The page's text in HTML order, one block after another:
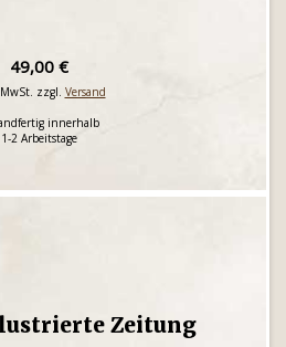
49,00 €
zzgl. Versand
innerhalb
1-2 Arbeitstage
Zeitung